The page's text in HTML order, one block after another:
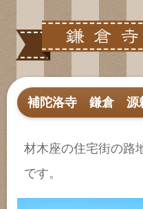
補陀洛寺 鎌倉 源
材木座の住宅街の路
です。